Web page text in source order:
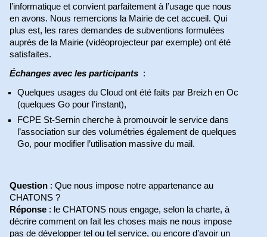
l’informatique et convient parfaitement à l’usage que nous
en avons. Nous remercions la Mairie de cet accueil. Qui
plus est, les rares demandes de subventions formulées
auprès de la Mairie (vidéoprojecteur par exemple) ont été
satisfaites.
Échanges avec les participants :
Quelques usages du Cloud ont été faits par Breizh en Oc
(quelques Go pour l’instant),
FCPE St-Sernin cherche à promouvoir le service dans
l’association sur des volumétries également de quelques
Go, pour modifier l’utilisation massive du mail.
Question : Que nous impose notre appartenance au
CHATONS ?
Réponse : le CHATONS nous engage, selon la charte, à
décrire comment on fait les choses mais ne nous impose
pas de développer tel ou tel service, ou encore d’avoir un